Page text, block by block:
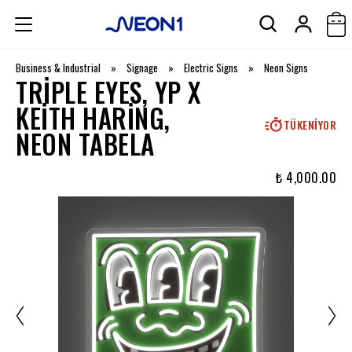
Business & Industrial » Signage » Electric Signs » Neon Signs
TRIPLE EYES, YP X
KEITH HARING,
NEON TABELA
TÜKENIYOR
₺ 4,000.00